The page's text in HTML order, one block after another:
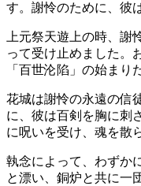
す。謝怜のために、彼
上元祭天遊上の時、
って受け止めました。
「百世沦陷」の始まり
花城は謝怜の永遠の信
に、彼は百剣を胸に刺
に呪いを受け、魂を散
執念によって、わずか
と漂い、銅炉と共に一